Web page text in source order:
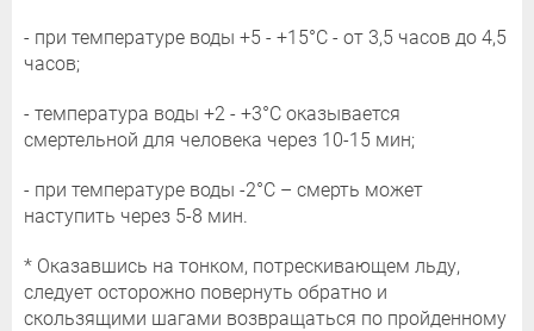
- при температуре воды +5 - +15°С - от 3,5 часов до 4,5
часов;
- температура воды +2 - +3°С оказывается
смертельной для человека через 10-15 мин;
- при температуре воды -2°С – смерть может
наступить через 5-8 мин.
* Оказавшись на тонком, потрескивающем льду,
следует осторожно повернуть обратно и
скользящими шагами возвращаться по пройденному